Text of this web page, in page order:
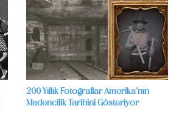
200 Yıllık Fotoğraflar Amerika’nın
Madencilik Tarihini Gösteriyor